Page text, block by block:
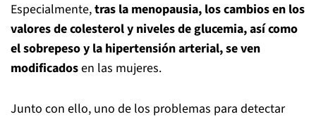
Especialmente,tras la menopausia, los cambios en los
valores de colesterol y niveles de glucemia, así como
el sobrepeso y la hipertensión arterial, se ven
modificadosen las mujeres.
Junto con ello, uno de los problemas para detectar